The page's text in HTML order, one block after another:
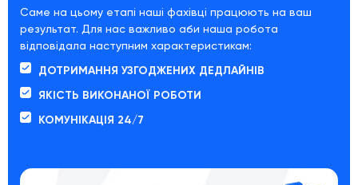
Саме на цьому етапі наші фахівці працюють на ваш
результат. Для нас важливо аби наша робота
відповідала наступним характеристикам:
ДОТРИМАННЯ УЗГОДЖЕНИХ ДЕДЛАЙНІВ
ЯКІСТЬ ВИКОНАНОЇ РОБОТИ
КОМУНІКАЦІЯ 24/7